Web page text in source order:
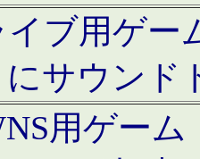
イブ用ゲー
にサウン
用ゲー